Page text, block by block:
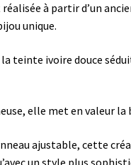
à partir d’un
unique.
la teinte ivoire douce
elle met en valeur
ajustable, cette